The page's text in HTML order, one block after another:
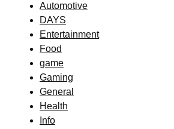
Automotive
DAYS
Entertainment
Food
game
Gaming
General
Health
Info